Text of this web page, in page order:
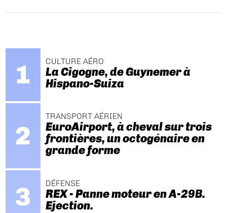
CULTURE AÉRO
La Cigogne, de Guynemer à
Hispano-Suiza
TRANSPORT AÉRIEN
EuroAirport, à cheval sur trois
frontières, un octogénaire en
grande forme
DÉFENSE
REX - Panne moteur en A-29B.
Ejection.